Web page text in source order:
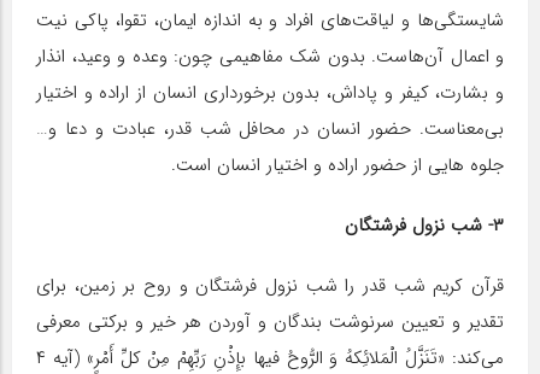
شایستگی‌ها و لیاقت‌های افراد و به اندازه ایمان، تقوا، پاکی نیت
و اعمال آن‌هاست. بدون شک مفاهیمی چون: وعده و وعید، انذار
و بشارت، کیفر و پاداش، بدون برخورداری انسان از اراده و اختیار
بی‌معناست. حضور انسان در محافل شب قدر، عبادت و دعا و…
جلوه هایی از حضور اراده و اختیار انسان است.
۳- شب نزول فرشتگان
قرآن کریم شب قدر را شب نزول فرشتگان و روح بر زمین، برای
تقدیر و تعیین سرنوشت بندگان و آوردن هر خیر و برکتی معرفی
می‌کند: «تَنَزَّلُ الْمَلائِکهُ وَ الرُّوحُ فیها بإِذْنِ رَبِّهِمْ مِنْ کلِّ أَمْرٍ» (آیه ۴